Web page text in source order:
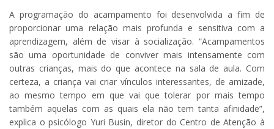
A programação do acampamento foi desenvolvida a fim de
proporcionar uma relação mais profunda e sensitiva com a
aprendizagem, além de visar à socialização. “Acampamentos
são uma oportunidade de conviver mais intensamente com
outras crianças, mais do que acontece na sala de aula. Com
certeza, a criança vai criar vínculos interessantes, de amizade,
ao mesmo tempo em que vai que tolerar por mais tempo
também aquelas com as quais ela não tem tanta afinidade”,
explica o psicólogo Yuri Busin, diretor do Centro de Atenção à